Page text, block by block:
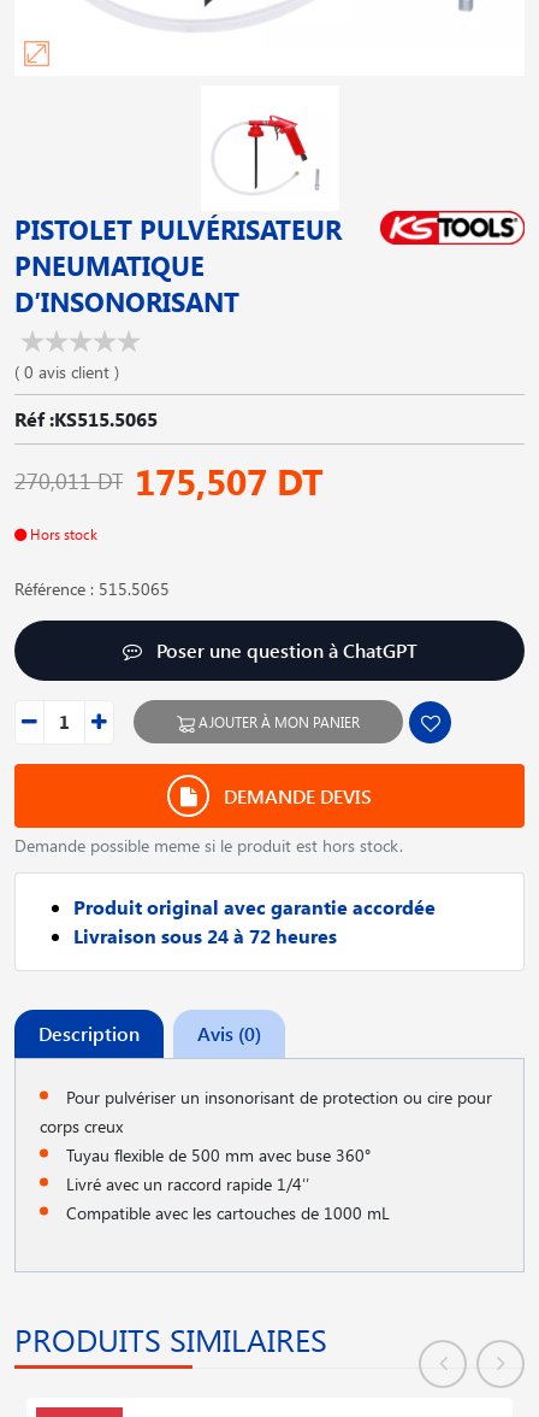
PISTOLET PULVÉRISATEUR
PNEUMATIQUE
D′INSONORISANT
( 0 avis client )
Réf :KS515.5065
270,011 DT 175,507 DT
Hors stock
Référence : 515.5065
Poser une question à ChatGPT
AJOUTER À MON PANIER
DEMANDE DEVIS
Demande possible meme si le produit est hors stock.
Produit original avec garantie accordée
Livraison sous 24 à 72 heures
Description Avis (0)
Pour pulvériser un insonorisant de protection ou cire pour
corps creux
Tuyau flexible de 500 mm avec buse 360°
Livré avec un raccord rapide 1/4′′
Compatible avec les cartouches de 1000 mL
PRODUITS SIMILAIRES